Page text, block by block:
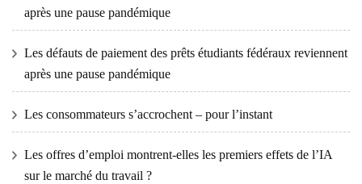
après une pause pandémique
Les défauts de paiement des prêts étudiants fédéraux reviennent
après une pause pandémique
Les consommateurs s’accrochent – ​​pour l’instant
Les offres d’emploi montrent-elles les premiers effets de l’IA
sur le marché du travail ?